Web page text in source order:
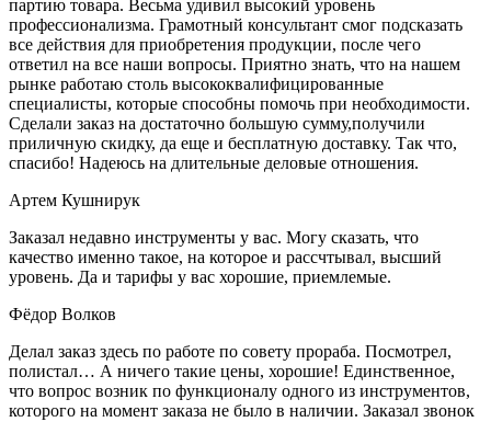
партию товара. Весьма удивил высокий уровень
профессионализма. Грамотный консультант смог подсказать
все действия для приобретения продукции, после чего
ответил на все наши вопросы. Приятно знать, что на нашем
рынке работаю столь высококвалифицированные
специалисты, которые способны помочь при необходимости.
Сделали заказ на достаточно большую сумму,получили
приличную скидку, да еще и бесплатную доставку. Так что,
спасибо! Надеюсь на длительные деловые отношения.
Артем Кушнирук
Заказал недавно инструменты у вас. Могу сказать, что
качество именно такое, на которое и рассчтывал, высший
уровень. Да и тарифы у вас хорошие, приемлемые.
Фёдор Волков
Делал заказ здесь по работе по совету прораба. Посмотрел,
полистал… А ничего такие цены, хорошие! Единственное,
что вопрос возник по функционалу одного из инструментов,
которого на момент заказа не было в наличии. Заказал звонок